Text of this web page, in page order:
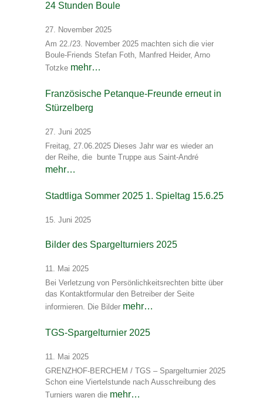
24 Stunden Boule
27. November 2025
Am 22./23. November 2025 machten sich die vier
Boule-Friends Stefan Foth, Manfred Heider, Arno
Totzke mehr…
Französische Petanque-Freunde erneut in
Stürzelberg
27. Juni 2025
Freitag, 27.06.2025 Dieses Jahr war es wieder an
der Reihe, die bunte Truppe aus Saint-André
mehr…
Stadtliga Sommer 2025 1. Spieltag 15.6.25
15. Juni 2025
Bilder des Spargelturniers 2025
11. Mai 2025
Bei Verletzung von Persönlichkeitsrechten bitte über
das Kontaktformular den Betreiber der Seite
informieren. Die Bilder mehr…
TGS-Spargelturnier 2025
11. Mai 2025
GRENZHOF-BERCHEM / TGS – Spargelturnier 2025
Schon eine Viertelstunde nach Ausschreibung des
Turniers waren die mehr…